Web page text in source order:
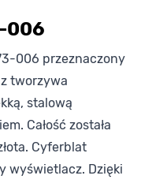
006
006 przeznaczony
tworzywa
stalową
Całość została
Cyferblat
wyświetlacz. Dzięki